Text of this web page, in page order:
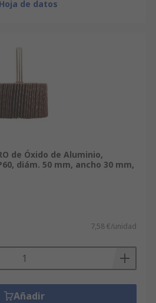
Hoja de datos
de Óxido de Aluminio,
diám. 50 mm, ancho 30 mm,
7,58 €/unidad
Añadir